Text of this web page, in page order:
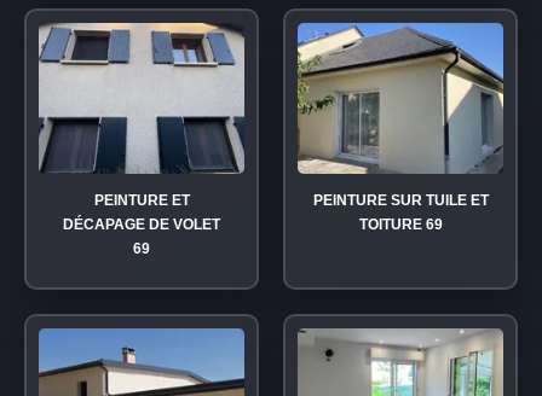
PEINTURE ET
DÉCAPAGE DE VOLET
69
PEINTURE SUR TUILE ET
TOITURE 69